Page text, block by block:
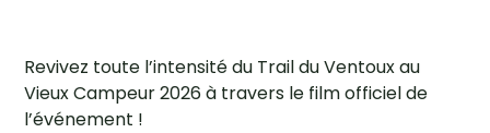
Revivez toute l’intensité du Trail du Ventoux au
Vieux Campeur 2026 à travers le film officiel de
l’événement !